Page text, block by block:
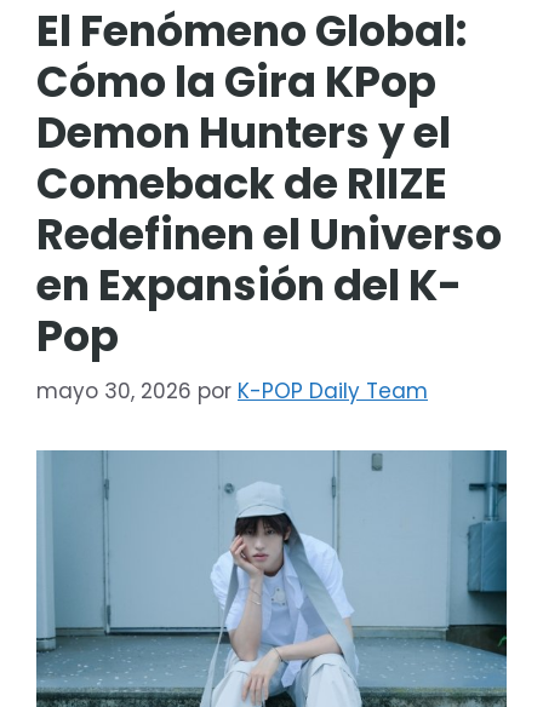
El Fenómeno Global:
Cómo la Gira KPop
Demon Hunters y el
Comeback de RIIZE
Redefinen el Universo
en Expansión del K-
Pop
mayo 30, 2026 por K-POP Daily Team